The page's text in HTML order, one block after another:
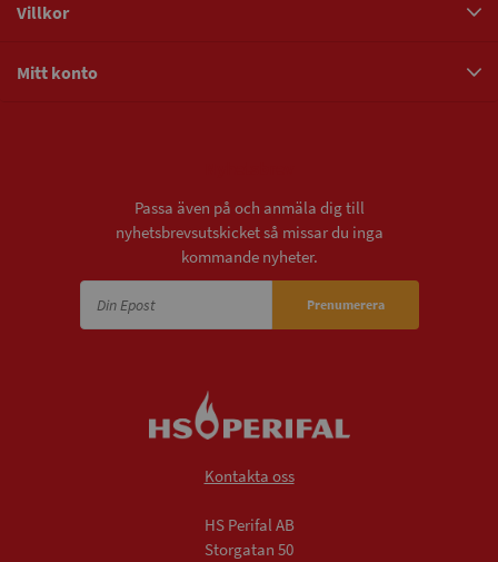
Villkor
Mitt konto
Passa även på och anmäla dig till
nyhetsbrevsutskicket så missar du inga
kommande nyheter.
Prenumerera
Kontakta oss
HS Perifal AB
Storgatan 50